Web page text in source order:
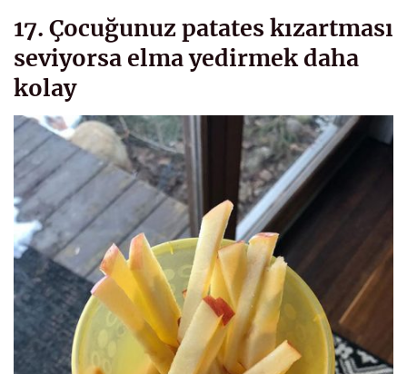
17. Çocuğunuz patates kızartması
seviyorsa elma yedirmek daha
kolay